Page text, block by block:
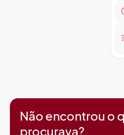
Não encontrou o
procurava?